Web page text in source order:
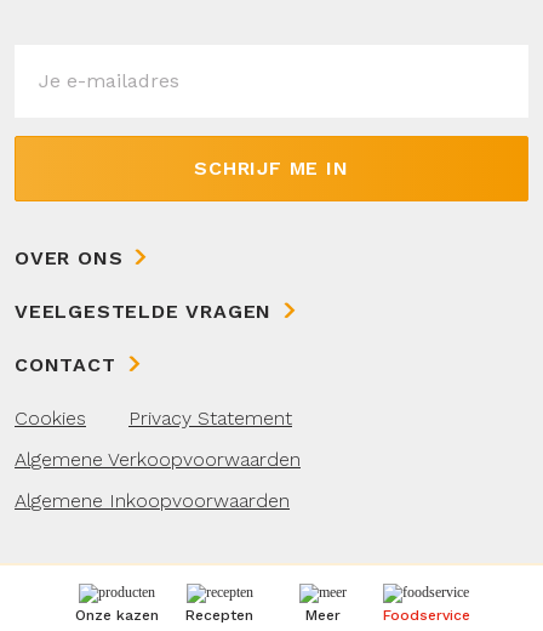
Onze kazen Recepten Meer Foodservice
OVER ONS
VEELGESTELDE VRAGEN
CONTACT
Cookies
Privacy Statement
Algemene Verkoopvoorwaarden
Algemene Inkoopvoorwaarden
SCHRIJF ME IN